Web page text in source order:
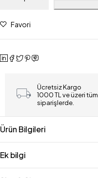
Favori
Ücretsiz Kargo
1000 TL ve üzeri tüm
siparişlerde.
Ürün Bilgileri
Ek bilgi